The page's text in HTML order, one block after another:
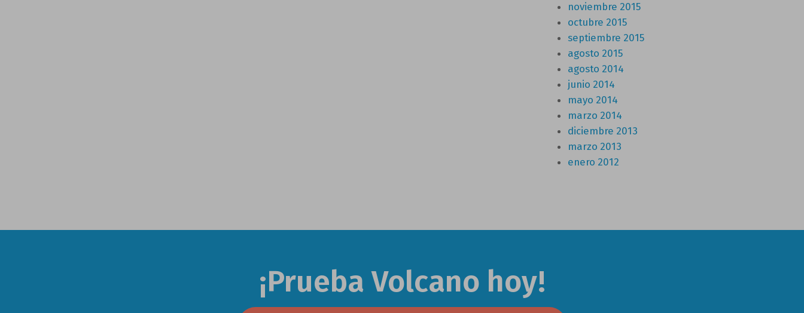
noviembre 2015
octubre 2015
septiembre 2015
agosto 2015
agosto 2014
junio 2014
mayo 2014
marzo 2014
diciembre 2013
marzo 2013
enero 2012
¡Prueba Volcano hoy!